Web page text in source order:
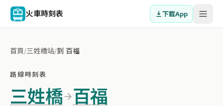
火車時刻表 下載App
首頁/三姓橋站/到 百福
路線時刻表
三姓橋 百福